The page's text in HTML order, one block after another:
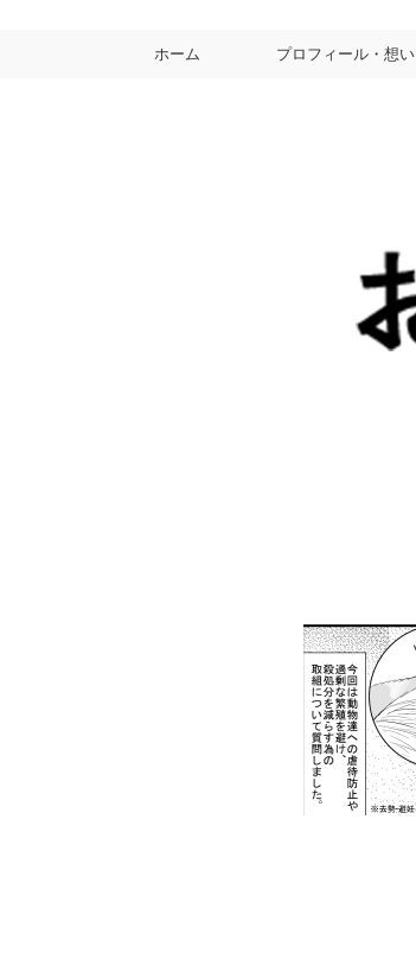
ホーム プロフィール・想い